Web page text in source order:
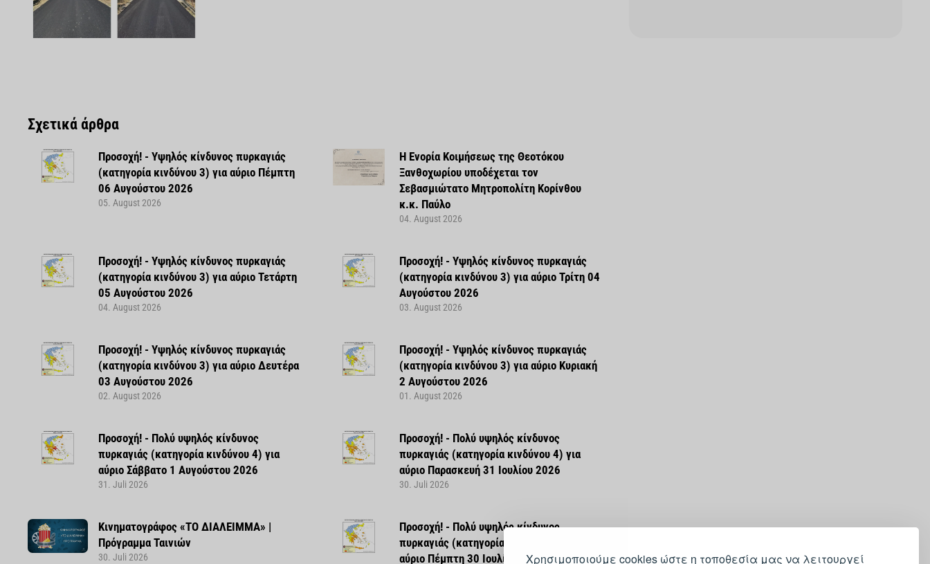
Χρησιμοποιούμε cookies ώστε η τοποθεσία μας να λειτουργεί
Σχετικά άρθρα
Προσοχή! - Υψηλός κίνδυνος πυρκαγιάς
(κατηγορία κινδύνου 3) για αύριο Πέμπτη
06 Αυγούστου 2026
05. August 2026
Η Ενορία Κοιμήσεως της Θεοτόκου
Ξανθοχωρίου υποδέχεται τον
Σεβασμιώτατο Μητροπολίτη Κορίνθου
κ.κ. Παύλο
04. August 2026
Προσοχή! - Υψηλός κίνδυνος πυρκαγιάς
(κατηγορία κινδύνου 3) για αύριο Τετάρτη
05 Αυγούστου 2026
04. August 2026
Προσοχή! - Υψηλός κίνδυνος πυρκαγιάς
(κατηγορία κινδύνου 3) για αύριο Τρίτη 04
Αυγούστου 2026
03. August 2026
Προσοχή! - Υψηλός κίνδυνος πυρκαγιάς
(κατηγορία κινδύνου 3) για αύριο Δευτέρα
03 Αυγούστου 2026
02. August 2026
Προσοχή! - Υψηλός κίνδυνος πυρκαγιάς
(κατηγορία κινδύνου 3) για αύριο Κυριακή
2 Αυγούστου 2026
01. August 2026
Προσοχή! - Πολύ υψηλός κίνδυνος
πυρκαγιάς (κατηγορία κινδύνου 4) για
αύριο Σάββατο 1 Αυγούστου 2026
31. Juli 2026
Προσοχή! - Πολύ υψηλός κίνδυνος
πυρκαγιάς (κατηγορία κινδύνου 4) για
αύριο Παρασκευή 31 Ιουλίου 2026
30. Juli 2026
Κινηματογράφος «ΤΟ ΔΙΑΛΕΙΜΜΑ» |
Πρόγραμμα Ταινιών
30. Juli 2026
Προσοχή! - Πολύ υψηλός κίνδυνος
πυρκαγιάς (κατηγορία κινδύνου 4) για
αύριο Πέμπτη 30 Ιουλίου 2026